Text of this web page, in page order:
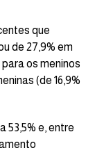
que
de 27,9% em
os meninos
(de 16,9%
53,5% e, entre